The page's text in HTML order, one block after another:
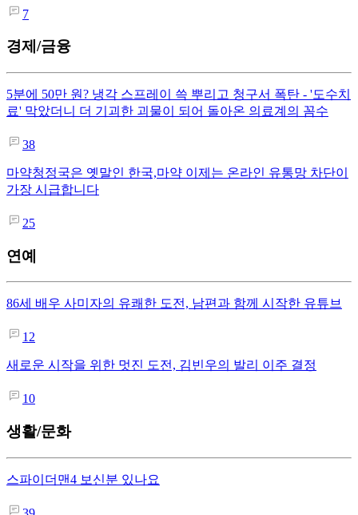
7
경제/금융
5분에 50만 원? 냉각 스프레이 쓱 뿌리고 청구서 폭탄 - '도수치
료' 막았더니 더 기괴한 괴물이 되어 돌아온 의료계의 꼼수
38
마약청정국은 옛말인 한국,마약 이제는 온라인 유통망 차단이
가장 시급합니다
25
연예
86세 배우 사미자의 유쾌한 도전, 남편과 함께 시작한 유튜브
12
새로운 시작을 위한 멋진 도전, 김빈우의 발리 이주 결정
10
생활/문화
스파이더맨4 보신분 있나요